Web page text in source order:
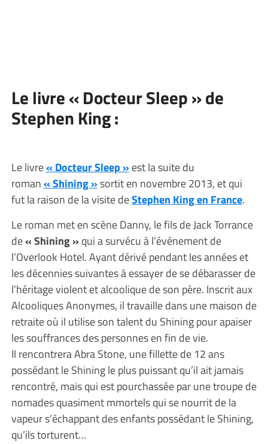
Le livre « Docteur Sleep » de
Stephen King :
Le livre« Docteur Sleep »est la suite du
roman« Shining »sortit en novembre 2013, et qui
fut la raison de la visite deStephen King en France.
Le roman met en scène Danny, le fils de Jack Torrance
de« Shining » qui a survécu à l’événement de
l’Overlook Hotel. Ayant dérivé pendant les années et
les décennies suivantes à essayer de se débarasser de
l’héritage violent et alcoolique de son père. Inscrit aux
Alcooliques Anonymes, il travaille dans une maison de
retraite où il utilise son talent du Shining pour apaiser
les souffrances des personnes en fin de vie.
Il rencontrera Abra Stone, une fillette de 12 ans
possédant le Shining le plus puissant qu’il ait jamais
rencontré, mais qui est pourchassée par une troupe de
nomades quasiment mmortels qui se nourrit de la
vapeur s’échappant des enfants possédant le Shining,
qu’ils torturent…